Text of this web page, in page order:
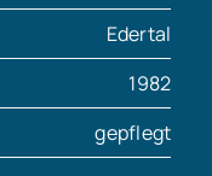
Edertal
1982
gepflegt